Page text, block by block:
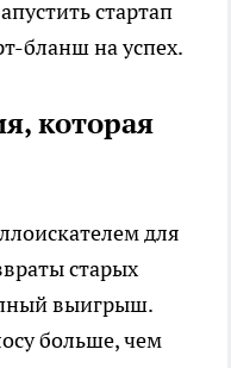
стартап
бланш на успех.
которая
для
старых
выигрыш.
больше, чем